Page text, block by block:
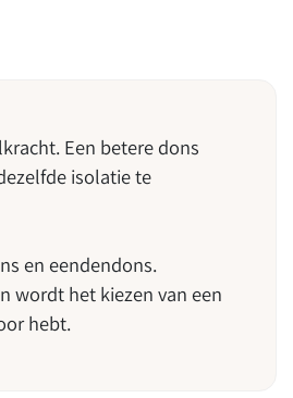
Een betere dons
isolatie te
en eendendons.
wordt het kiezen van een
hebt.